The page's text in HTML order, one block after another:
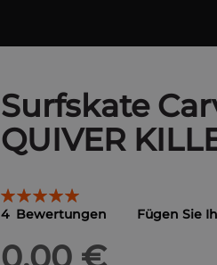
Surfskate
QUIVER
Bewertung:
100
% of100
4 Bewertungen Fügen Sie